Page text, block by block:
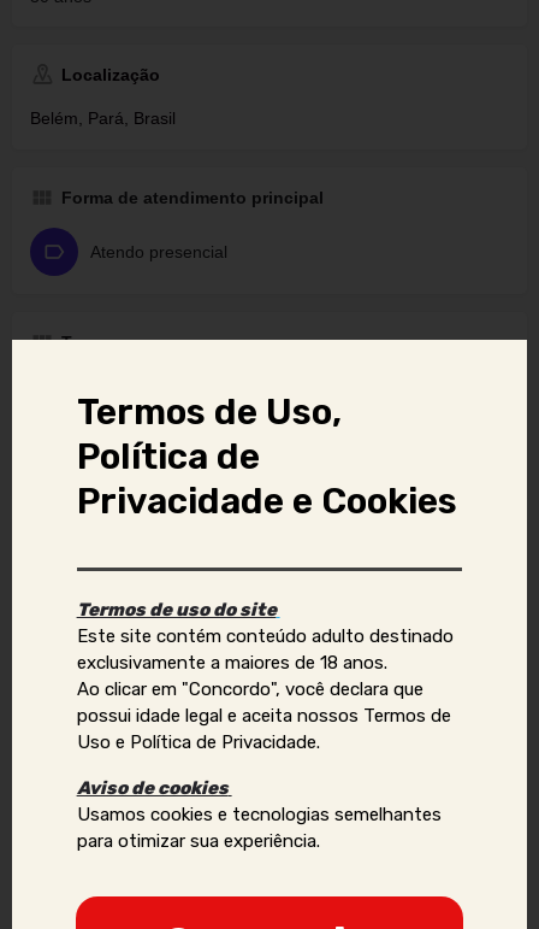
Localização
Belém, Pará, Brasil
Forma de atendimento principal
Atendo presencial
Tags
Atende Presencial
Vídeo chamada
Aviso Importante:
Se você identificar golpes, conteúdos ilegais ou abusivos,
ou quiser reportar violações de direitos autorais, uso
indevido de imagens ou dados pessoais (como telefone,
contato@acompanhantesvirtual.com.br
Por favor, inclua prints e informações adicionais para que
Anunciantes que acumularem várias denúncias podem
Termos de Uso,
Política de
Privacidade e Cookies
Termos de uso do site
Este site contém conteúdo adulto destinado
exclusivamente a maiores de 18 anos.
Ao clicar em "Concordo", você declara que
possui idade legal e aceita nossos Termos de
Uso e Política de Privacidade.
Aviso de cookies
Usamos cookies e tecnologias semelhantes
para otimizar sua experiência.